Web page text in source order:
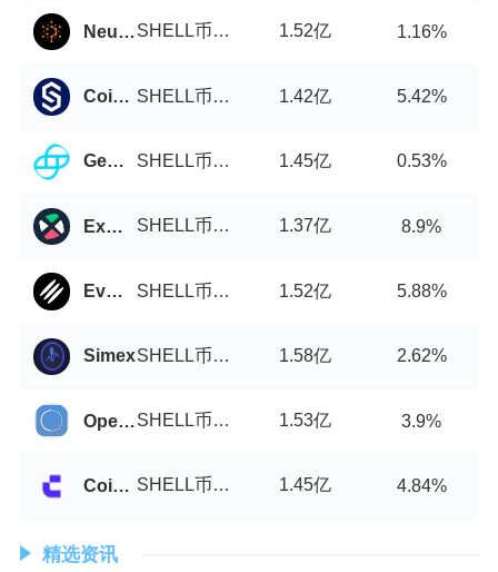
Neutroswap SHELL币/USDT 1.52亿 1.16%
Coinstore SHELL币/USDT 1.42亿 5.42%
Gemini SHELL币/USDT 1.45亿 0.53%
ExMarkets SHELL币/USDT 1.37亿 8.9%
EvmoSwap SHELL币/USDT 1.52亿 5.88%
Simex SHELL币/USDT 1.58亿 2.62%
OpenLedger DEX SHELL币/USDT 1.53亿 3.9%
Coinw SHELL币/USDT 1.45亿 4.84%
精选资讯